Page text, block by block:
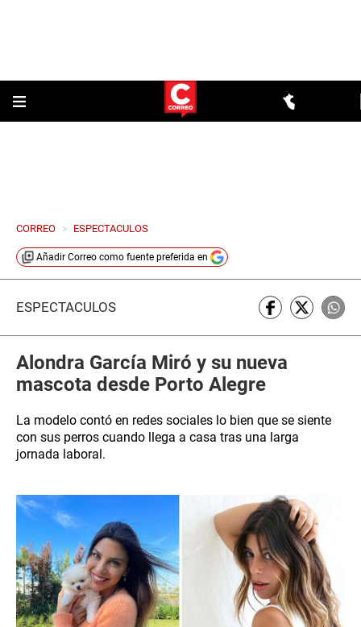
CORREO > ESPECTACULOS
Añadir Correo como fuente preferida en
ESPECTÁCULOS
Alondra García Miró y su nueva
mascota desde Porto Alegre
La modelo contó en redes sociales lo bien que se siente
con sus perros cuando llega a casa tras una larga
jornada laboral.